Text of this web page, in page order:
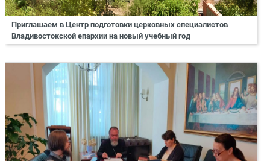
Приглашаем в Центр подготовки церковных специалистов
Владивостокской епархии на новый учебный год